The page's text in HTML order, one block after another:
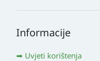
Informacije
Uvjeti korištenja